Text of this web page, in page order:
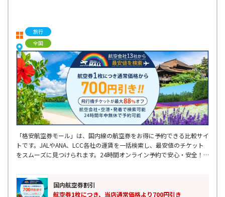
旅行
全国
「格安航空券モール」は、国内線の航空券をお得に予約できる比較サイ
トです。JALやANA、LCC各社の運賃を一括検索し、最安値のチケット
をスムーズに見つけられます。24時間オンライン予約で安心・安全！
国内航空券割引
航空券1枚につき、当店通常価格より700円引き